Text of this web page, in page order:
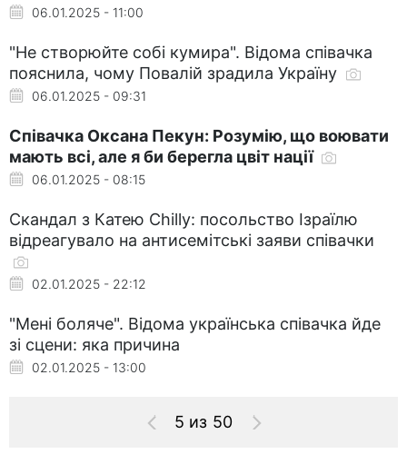
06.01.2025 - 11:00
"Не створюйте собі кумира". Відома співачка
пояснила, чому Повалій зрадила Україну
06.01.2025 - 09:31
Співачка Оксана Пекун: Розумію, що воювати
мають всі, але я би берегла цвіт нації
06.01.2025 - 08:15
Скандал з Катею Chilly: посольство Ізраїлю
відреагувало на антисемітські заяви співачки
02.01.2025 - 22:12
"Мені боляче". Відома українська співачка йде
зі сцени: яка причина
02.01.2025 - 13:00
5 из 50